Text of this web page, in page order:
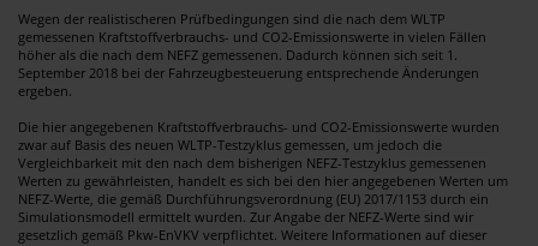
Wegen der realistischeren Prüfbedingungen sind die nach dem WLTP
gemessenen Kraftstoffverbrauchs- und CO2-Emissionswerte in vielen Fällen
höher als die nach dem NEFZ gemessenen. Dadurch können sich seit 1.
September 2018 bei der Fahrzeugbesteuerung entsprechende Änderungen
ergeben.
Die hier angegebenen Kraftstoffverbrauchs- und CO2-Emissionswerte wurden
zwar auf Basis des neuen WLTP-Testzyklus gemessen, um jedoch die
Vergleichbarkeit mit den nach dem bisherigen NEFZ-Testzyklus gemessenen
Werten zu gewährleisten, handelt es sich bei den hier angegebenen Werten um
NEFZ-Werte, die gemäß Durchführungsverordnung (EU) 2017/1153 durch ein
Simulationsmodell ermittelt wurden. Zur Angabe der NEFZ-Werte sind wir
gesetzlich gemäß Pkw-EnVKV verpflichtet. Weitere Informationen auf dieser